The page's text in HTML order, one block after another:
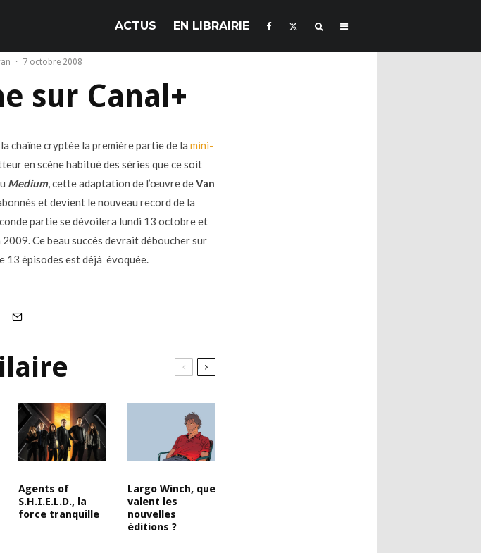
ACTUS EN LIBRAIRIE
· 7 octobre 2008
sur Canal+
chaîne cryptée la première partie de la mini-
en scène habitué des séries que ce soit
Medium, cette adaptation de l’œuvre deVan
et devient le nouveau record de la
partie se dévoilera lundi 13 octobre et
Ce beau succès devrait déboucher sur
13 épisodes est déjà évoquée.
Agents of
S.H.I.E.L.D., la
force tranquille
Largo Winch, que
valent les
nouvelles
éditions ?